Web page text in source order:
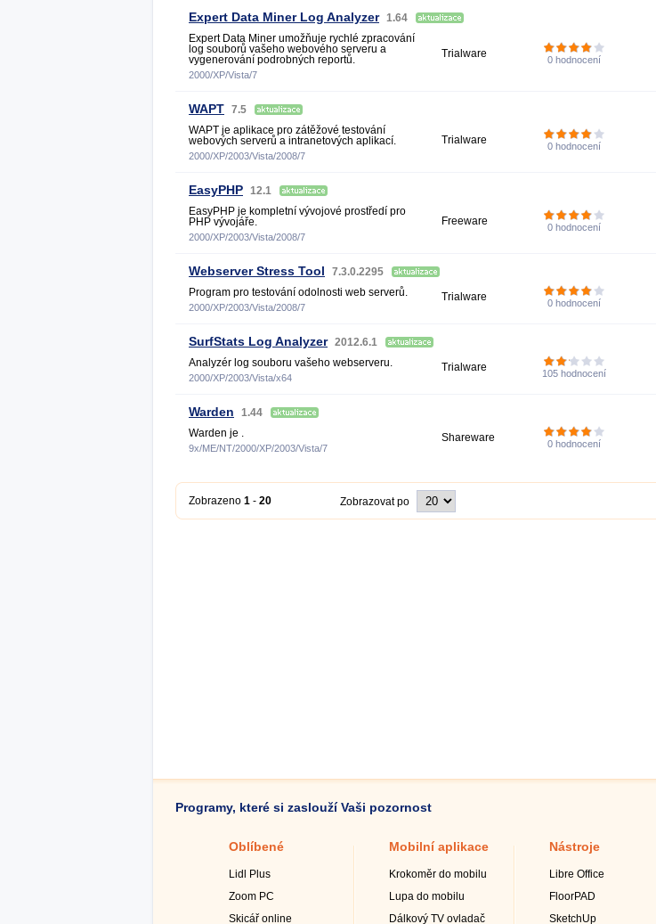
Expert Data Miner Log Analyzer 1.64
Expert Data Miner umožňuje rychlé zpracování
log souborů vašeho webového serveru a
vygenerování podrobných reportů.
2000/XP/Vista/7
Trialware 0 hodnocení
WAPT 7.5
WAPT je aplikace pro zátěžové testování
webových serverů a intranetových aplikací.
2000/XP/2003/Vista/2008/7
Trialware 0 hodnocení
EasyPHP 12.1
EasyPHP je kompletní vývojové prostředí pro
PHP vývojáře.
2000/XP/2003/Vista/2008/7
Freeware 0 hodnocení
Webserver Stress Tool
7.3.0.2295
Program pro testování odolnosti web serverů.
2000/XP/2003/Vista/2008/7
Trialware 0 hodnocení
SurfStats Log Analyzer 2012.6.1
Analyzér log souboru vašeho webserveru.
2000/XP/2003/Vista/x64
Trialware 105 hodnocení
Warden
1.44
Warden je .
9x/ME/NT/2000/XP/2003/Vista/7
Shareware 0 hodnocení
Zobrazeno 1 - 20 Zobrazovat po
Programy, které si zaslouží Vaši pozornost
Oblíbené
Lidl Plus
Zoom PC
Skicář online
Mobilní aplikace
Krokoměr do mobilu
Lupa do mobilu
Dálkový TV ovladač
Nástroje
Libre Office
FloorPAD
SketchUp